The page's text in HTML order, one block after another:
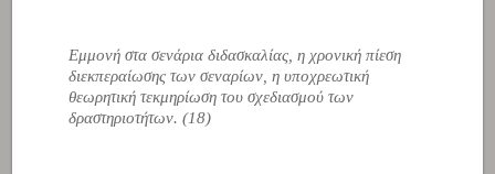
Εμμονή στα σενάρια διδασκαλίας, η χρονική πίεση
διεκπεραίωσης των σεναρίων, η υποχρεωτική
θεωρητική τεκμηρίωση του σχεδιασμού των
δραστηριοτήτων. (18)